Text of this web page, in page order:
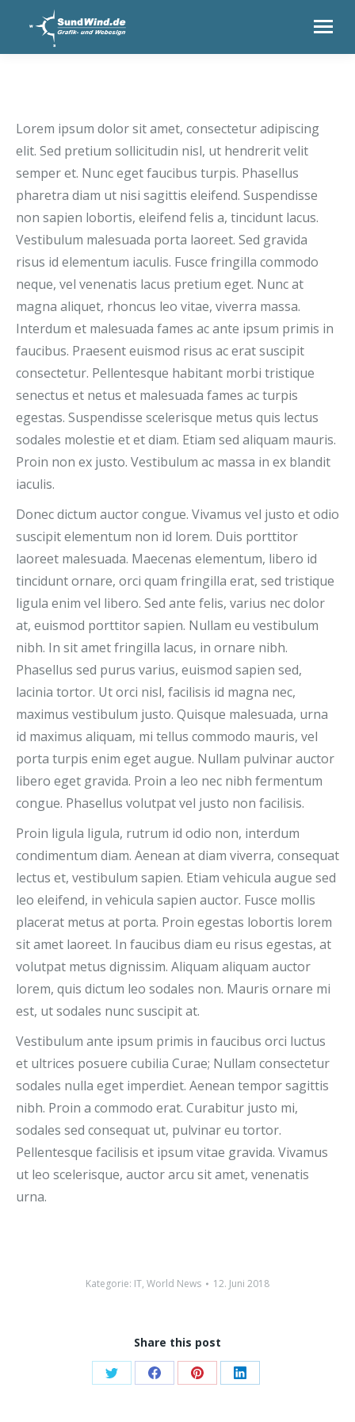
Lorem ipsum dolor sit amet, consectetur adipiscing
elit. Sed pretium sollicitudin nisl, ut hendrerit velit
semper et. Nunc eget faucibus turpis. Phasellus
pharetra diam ut nisi sagittis eleifend. Suspendisse
non sapien lobortis, eleifend felis a, tincidunt lacus.
Vestibulum malesuada porta laoreet. Sed gravida
risus id elementum iaculis. Fusce fringilla commodo
neque, vel venenatis lacus pretium eget. Nunc at
magna aliquet, rhoncus leo vitae, viverra massa.
Interdum et malesuada fames ac ante ipsum primis in
faucibus. Praesent euismod risus ac erat suscipit
consectetur. Pellentesque habitant morbi tristique
senectus et netus et malesuada fames ac turpis
egestas. Suspendisse scelerisque metus quis lectus
sodales molestie et et diam. Etiam sed aliquam mauris.
Proin non ex justo. Vestibulum ac massa in ex blandit
iaculis.
Donec dictum auctor congue. Vivamus vel justo et odio
suscipit elementum non id lorem. Duis porttitor
laoreet malesuada. Maecenas elementum, libero id
tincidunt ornare, orci quam fringilla erat, sed tristique
ligula enim vel libero. Sed ante felis, varius nec dolor
at, euismod porttitor sapien. Nullam eu vestibulum
nibh. In sit amet fringilla lacus, in ornare nibh.
Phasellus sed purus varius, euismod sapien sed,
lacinia tortor. Ut orci nisl, facilisis id magna nec,
maximus vestibulum justo. Quisque malesuada, urna
id maximus aliquam, mi tellus commodo mauris, vel
porta turpis enim eget augue. Nullam pulvinar auctor
libero eget gravida. Proin a leo nec nibh fermentum
congue. Phasellus volutpat vel justo non facilisis.
Proin ligula ligula, rutrum id odio non, interdum
condimentum diam. Aenean at diam viverra, consequat
lectus et, vestibulum sapien. Etiam vehicula augue sed
leo eleifend, in vehicula sapien auctor. Fusce mollis
placerat metus at porta. Proin egestas lobortis lorem
sit amet laoreet. In faucibus diam eu risus egestas, at
volutpat metus dignissim. Aliquam aliquam auctor
lorem, quis dictum leo sodales non. Mauris ornare mi
est, ut sodales nunc suscipit at.
Vestibulum ante ipsum primis in faucibus orci luctus
et ultrices posuere cubilia Curae; Nullam consectetur
sodales nulla eget imperdiet. Aenean tempor sagittis
nibh. Proin a commodo erat. Curabitur justo mi,
sodales sed consequat ut, pulvinar eu tortor.
Pellentesque facilisis et ipsum vitae gravida. Vivamus
ut leo scelerisque, auctor arcu sit amet, venenatis
urna.
Kategorie: IT, World News 12. Juni 2018
Share this post
Share Share Share Share